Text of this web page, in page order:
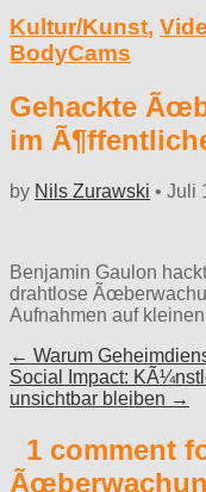
Kultur/Kunst,
BodyCams
Gehackte
im
by Nils Zurawski • Juli
Benjamin Gaulon
drahtlose
Aufnahmen auf
Post
navigation
← Warum
Social Impact:
unsichtbar bleiben →
1 comment